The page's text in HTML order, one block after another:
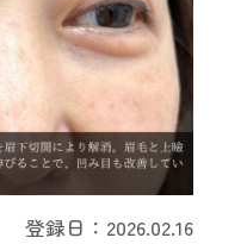
登録日：2026.02.16